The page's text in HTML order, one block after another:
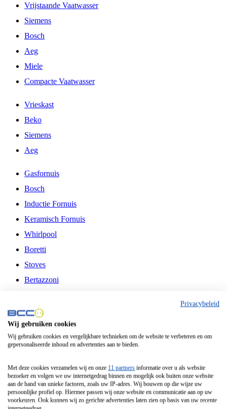
Vrijstaande Vaatwasser
Siemens
Bosch
Aeg
Miele
Compacte Vaatwasser
Vrieskast
Beko
Siemens
Aeg
Gasfornuis
Bosch
Inductie Fornuis
Keramisch Fornuis
Whirlpool
Boretti
Stoves
Bertazzoni
Fitelli
Airfryer
Frituurpan
Contactgrill
Broodbakmachine
Broodrooster
Privacybeleid
Wij gebruiken cookies
Wij gebruiken cookies en vergelijkbare technieken om de website te verbeteren en om
gepersonaliseerde inhoud en advertenties aan te bieden.
Met deze cookies verzamelen wij en onze 11 partners informatie over u als website
bezoeker en volgen we uw internetgedrag binnen en mogelijk ook buiten onze website
aan de hand van unieke factoren, zoals uw IP-adres. Wij bouwen op die wijze uw
persoonlijke profiel op. Hiermee passen wij onze website en communicatie aan op uw
voorkeuren. Ook kunnen wij zo gerichte advertenties laten zien op basis van uw recente